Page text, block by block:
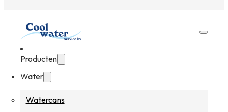
Producten
Water
Watercans